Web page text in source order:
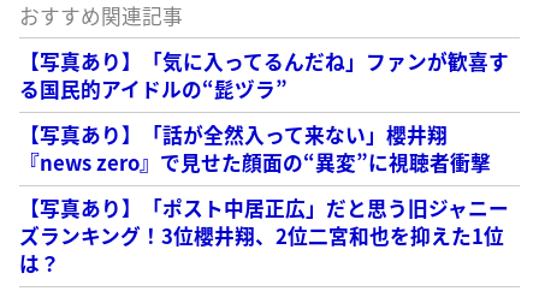
おすすめ関連記事
【写真あり】「気に入ってるんだね」ファンが歓喜す
る国民的アイドルの“髭ヅラ”
【写真あり】「話が全然入って来ない」櫻井翔
『news zero』で見せた顔面の“異変”に視聴者衝撃
【写真あり】「ポスト中居正広」だと思う旧ジャニー
ズランキング！3位櫻井翔、2位二宮和也を抑えた1位
は？